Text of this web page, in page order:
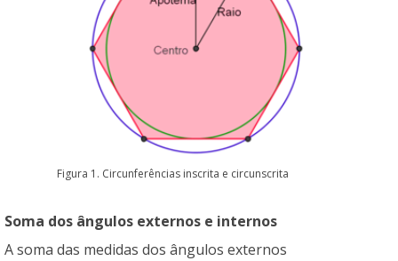
Figura 1. Circunferências inscrita e circunscrita
Soma dos ângulos externos e internos
A soma das medidas dos ângulos externos